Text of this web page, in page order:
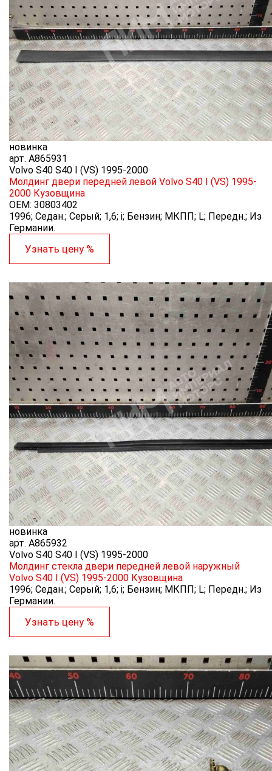
новинка
арт. A865931
Volvo S40 S40 I (VS) 1995-2000
Молдинг двери передней левой Volvo S40 I (VS) 1995-
2000 Кузовщина
OEM: 30803402
1996; Седан.; Серый; 1,6; i; Бензин; МКПП; L; Передн.; Из
Германии.
Узнать цену %
новинка
арт. A865932
Volvo S40 S40 I (VS) 1995-2000
Молдинг стекла двери передней левой наружный
Volvo S40 I (VS) 1995-2000 Кузовщина
1996; Седан.; Серый; 1,6; i; Бензин; МКПП; L; Передн.; Из
Германии.
Узнать цену %